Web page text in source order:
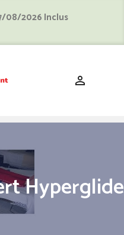
08/2026 Inclus

Hyperglide